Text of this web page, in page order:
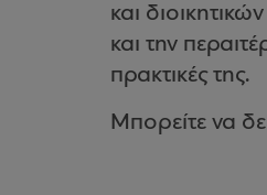
και
και την
πρακτικές της.
Μπορείτε να